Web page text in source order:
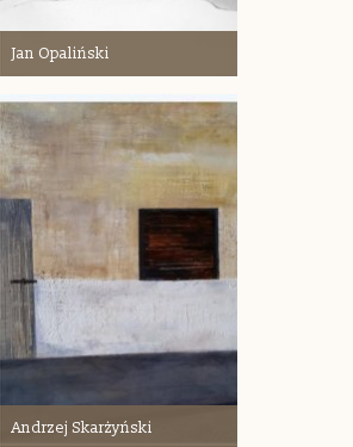
Jan Opaliński
Andrzej Skarżyński